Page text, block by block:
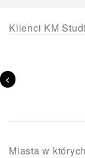
Klienci KM
<
Miasta w